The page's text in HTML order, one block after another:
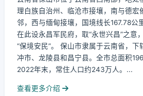
理白族自治州、临沧市接壤，南与德宏
邻，西与缅甸接壤，国境线长167.78公
在此设永昌军民府，取“永世兴昌”之意
“保境安民”。 保山市隶属于云南省，下
冲市、龙陵县和昌宁县。全市总面积
2022年末，常住人口约243万人。...
查看更多介绍